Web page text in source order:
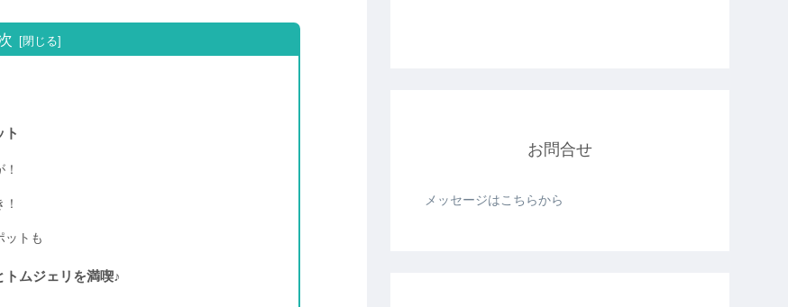
ト
ットも
ムジェリを満喫♪
お問合せ
メッセージはこちらから